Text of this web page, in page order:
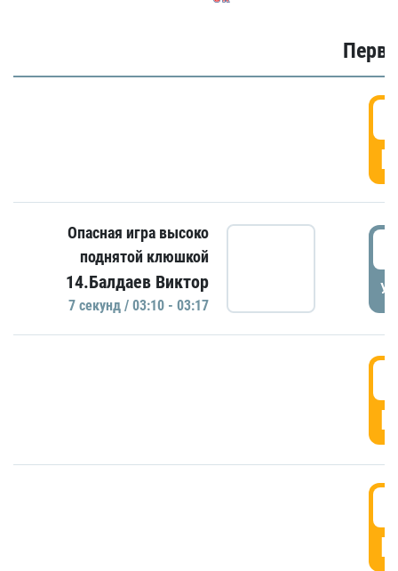
Опасная игра высоко
поднятой клюшкой
14.Балдаев Виктор
7 секунд / 03:10 - 03:17